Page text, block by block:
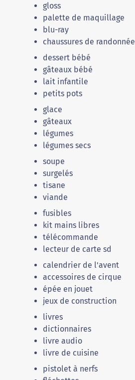
gloss
palette de maquillage
blu-ray
chaussures de randonnée
dessert bébé
gâteaux bébé
lait infantile
petits pots
glace
gâteaux
légumes
légumes secs
soupe
surgelés
tisane
viande
fusibles
kit mains libres
télécommande
lecteur de carte sd
calendrier de l'avent
accessoires de cirque
épée en jouet
jeux de construction
livres
dictionnaires
livre audio
livre de cuisine
pistolet à nerfs